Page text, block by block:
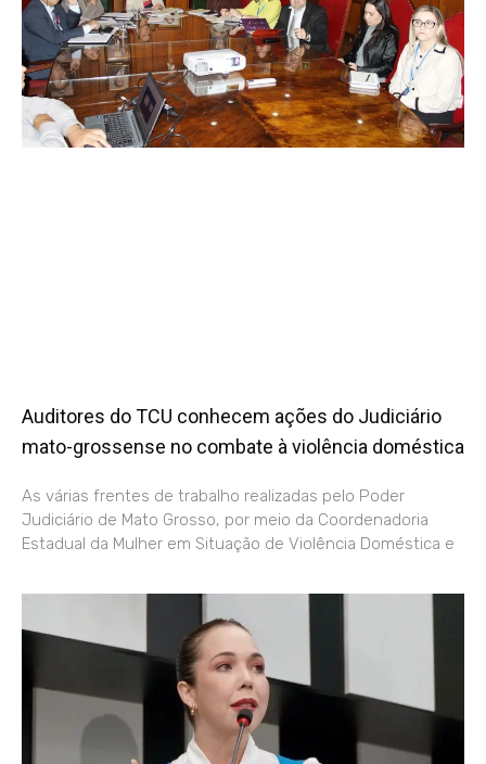
Auditores do TCU conhecem ações do Judiciário
mato-grossense no combate à violência doméstica
As várias frentes de trabalho realizadas pelo Poder
Judiciário de Mato Grosso, por meio da Coordenadoria
Estadual da Mulher em Situação de Violência Doméstica e